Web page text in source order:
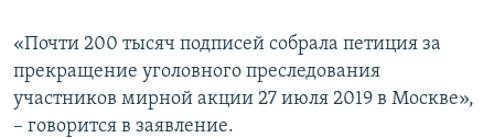
«Почти 200 тысяч подписей собрала петиция за
прекращение уголовного преследования
участников мирной акции 27 июля 2019 в Москве»,
– говорится в заявление.